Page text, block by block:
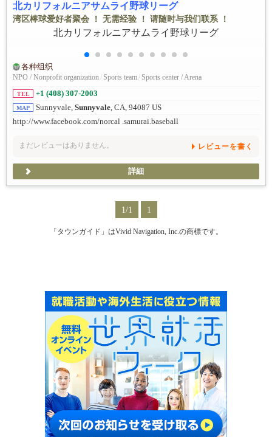
北カリフォルニアサムライ野球リーグ
湾区棒球爱好者聚会 ！ 无需经验 ！ 请随时与我们联系 ！
各种组织
NPO / Nonprofit organization/ Sports team/ Sports center / Arena
TEL +1 (408) 307-2003
MAP Sunnyvale, Sunnyvale, CA, 94087 US
http://www.facebook.com/norcal .samurai.baseball
まだレビューはありません。 レビューを書く
詳細
1/1 1
「タウンガイド」はVivid Navigation, Inc.の商標です。